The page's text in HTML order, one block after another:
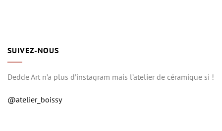
SUIVEZ-NOUS
Dedde Art n’a plus d’instagram mais l’atelier de céramique si !
@atelier_boissy